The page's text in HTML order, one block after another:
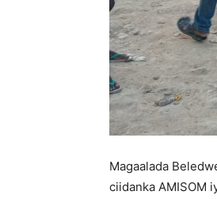
Magaalada
ciidanka AMISOM